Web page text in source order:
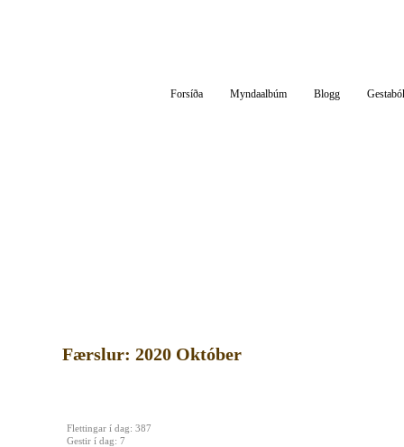
Forsíða Myndaalbúm Blogg
Færslur: 2020 Október
Flettingar í dag: 387
Gestir í dag: 7